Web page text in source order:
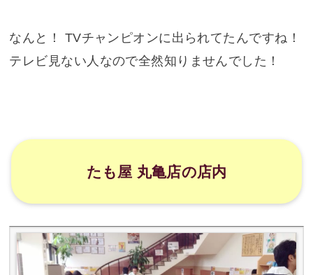
なんと！ TVチャンピオンに出られてたんですね！
テレビ見ない人なので全然知りませんでした！
たも屋 丸亀店の店内